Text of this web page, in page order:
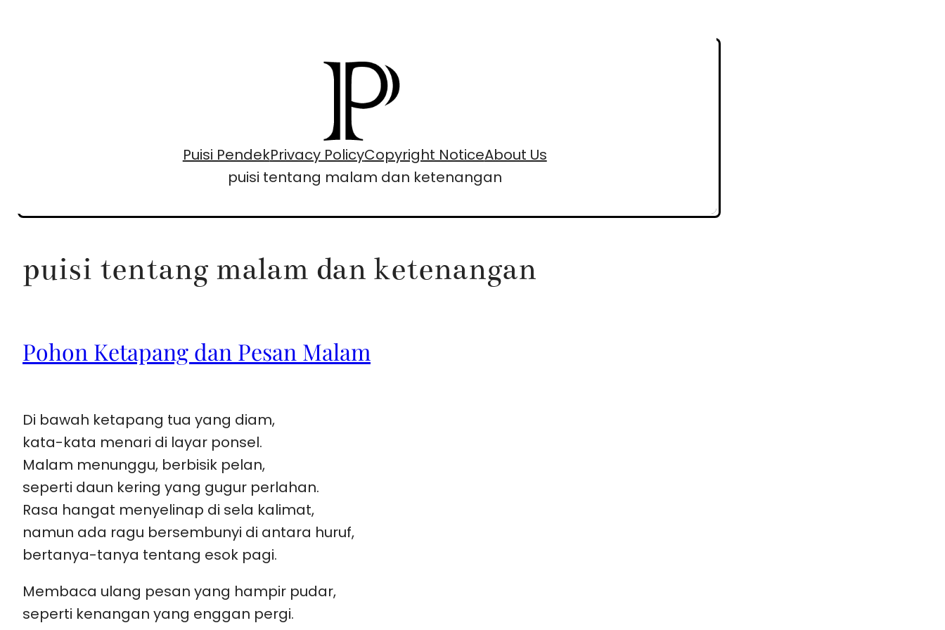
Puisi PendekPrivacy PolicyCopyright NoticeAbout Us
puisi tentang malam dan ketenangan
puisi tentang malam dan ketenangan
Pohon Ketapang dan Pesan Malam
Di bawah ketapang tua yang diam,
kata-kata menari di layar ponsel.
Malam menunggu, berbisik pelan,
seperti daun kering yang gugur perlahan.
Rasa hangat menyelinap di sela kalimat,
namun ada ragu bersembunyi di antara huruf,
bertanya-tanya tentang esok pagi.
Membaca ulang pesan yang hampir pudar,
seperti kenangan yang enggan pergi.